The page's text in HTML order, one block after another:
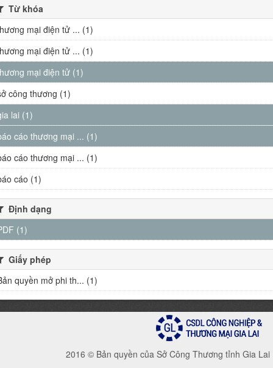
Từ khóa
mại điện tử ... (1)
mại điện tử ... (1)
mại điện tử (1)
công thương (1)
lai (1)
cáo thương mại ... (1)
cáo thương mại ... (1)
cáo (1)
Định dạng
(1)
Giấy phép
quyền mở phi th... (1)
2016 © Bản quyền của Sở Công Thương tỉnh Gia Lai